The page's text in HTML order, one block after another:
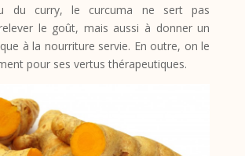
du curry, le curcuma ne sert pas
le goût, mais aussi à donner un
à la nourriture servie. En outre, on le
pour ses vertus thérapeutiques.